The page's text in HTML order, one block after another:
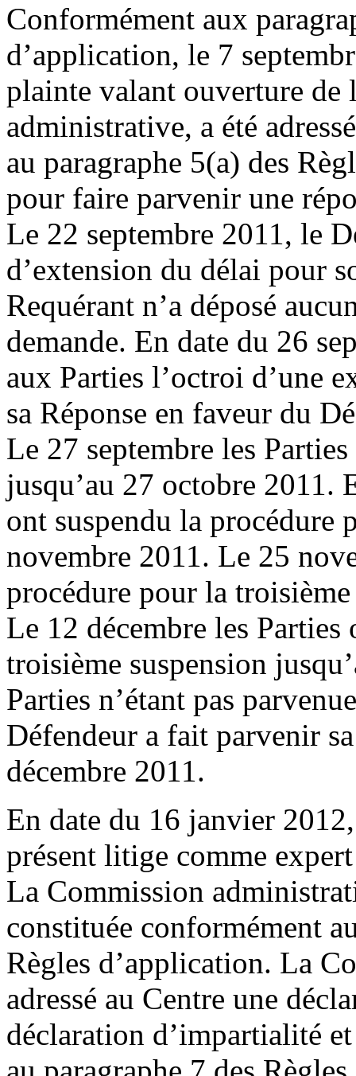
Conformément aux
d’application, le 7
plainte valant ouverture de
administrative, a été
au paragraphe 5(a) des
pour faire parvenir une
Le 22 septembre 2011, le
d’extension du délai pour
Requérant n’a déposé
demande. En date du 26
aux Parties l’octroi d’une
sa Réponse en faveur du
Le 27 septembre les
jusqu’au 27 octobre 2011.
ont suspendu la procédure
novembre 2011. Le 25
procédure pour la
Le 12 décembre les
troisième suspension
Parties n’étant pas
Défendeur a fait parvenir
décembre 2011.
En date du 16 janvier
présent litige comme
La Commission
constituée conformément
Règles d’application. La
adressé au Centre une
déclaration d’impartialité